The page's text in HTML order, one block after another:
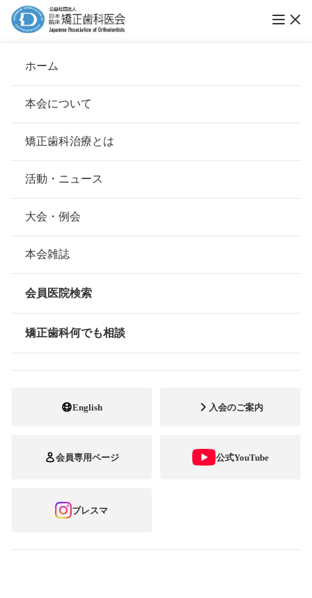
ホーム
本会について
会長挨拶
基本理念
組織について
本会の歴史
情報公開
矯正歯科治療とは
安心して治療を受けていただくための「6つの指針」
安心できる矯正歯科治療契約のための「7つの提言」
矯正歯科治療について
活動・ニュース
大会・例会
本会雑誌
会員医院検索
矯正歯科何でも相談
English 入会のご案内
会員専用ページ 公式YouTube
ブレスマ
ホーム 何でも相談
口唇（こうしん）・口蓋裂（こうがいれ
つ）の矯正歯科治療は いつから始める
のがよいですか？
治療開始時期などはケース・バイ・ケー
スです。
口唇・口蓋裂（唇顎口蓋裂／しんがくこうがいれつ）が
で、咬み合わせをよくしたり顔のバランスを整えたりする
ために、矯正歯科治療が必要になってきます。矯正歯科治
に分けられます。
育成医療によって自己負担金が一定額以上、免除される制